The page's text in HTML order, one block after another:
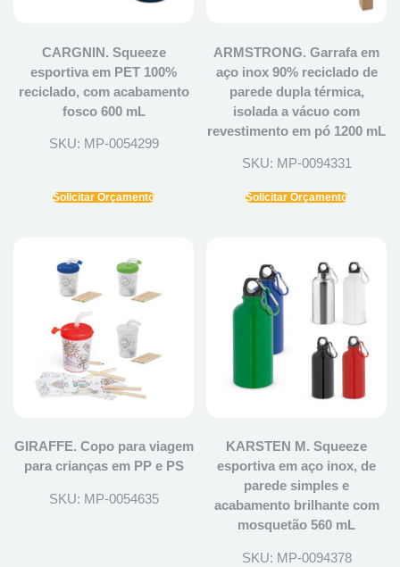
CARGNIN. Squeeze
esportiva em PET 100%
reciclado, com acabamento
fosco 600 mL
SKU: MP-0054299
Solicitar Orçamento
ARMSTRONG. Garrafa em
aço inox 90% reciclado de
parede dupla térmica,
isolada a vácuo com
revestimento em pó 1200 mL
SKU: MP-0094331
Solicitar Orçamento
GIRAFFE. Copo para viagem
para crianças em PP e PS
SKU: MP-0054635
KARSTEN M. Squeeze
esportiva em aço inox, de
parede simples e
acabamento brilhante com
mosquetão 560 mL
SKU: MP-0094378